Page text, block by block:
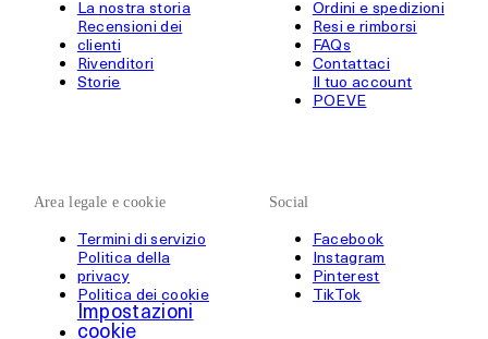
La nostra storia
Recensioni dei
clienti
Rivenditori
Storie
Ordini e spedizioni
Resi e rimborsi
FAQs
Contattaci
Il tuo account
POEVE
Area legale e cookie
Termini di servizio
Politica della
privacy
Politica dei cookie
Impostazioni
cookie
Social
Facebook
Instagram
Pinterest
TikTok